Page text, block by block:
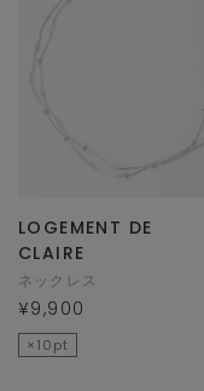
LOGEMENT DE
CLAIRE
ネックレス
¥9,900
×10pt